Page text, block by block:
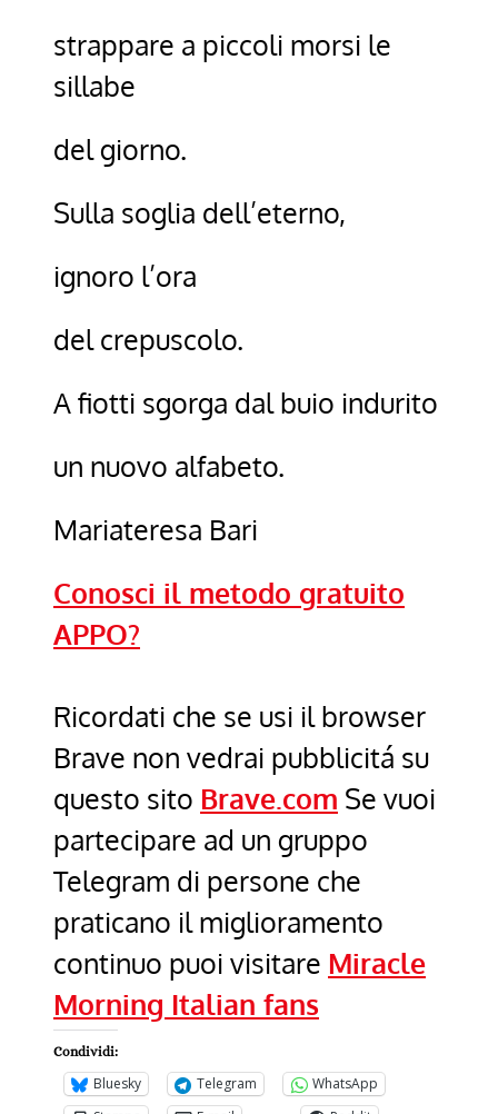
strappare a piccoli morsi le
sillabe
del giorno.
Sulla soglia dell’eterno,
ignoro l’ora
del crepuscolo.
A fiotti sgorga dal buio indurito
un nuovo alfabeto.
Mariateresa Bari
Conosci il metodo gratuito
APPO?
Ricordati che se usi il browser
Brave non vedrai pubblicitá su
questo sito Brave.com Se vuoi
partecipare ad un gruppo
Telegram di persone che
praticano il miglioramento
continuo puoi visitare Miracle
Morning Italian fans
Condividi:
Bluesky Telegram
WhatsApp